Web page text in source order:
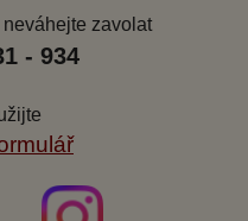
zavolat
- 934